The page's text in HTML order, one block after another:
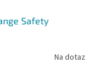
Safety
Na dotaz